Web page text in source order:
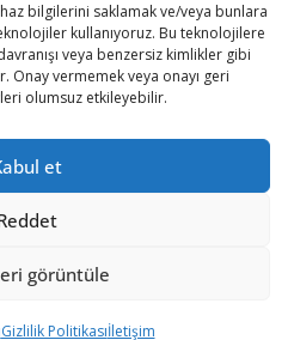
bilgilerini saklamak ve/veya bunlara
kullanıyoruz. Bu teknolojilere
veya benzersiz kimlikler gibi
Onay vermemek veya onayı geri
olumsuz etkileyebilir.
et
görüntüle
Gizlilik Politikasıİletişim
Medibim Biyomedikal Metroloji ve
ColorMag. Altyapı